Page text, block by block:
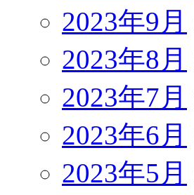
2023年9月
2023年8月
2023年7月
2023年6月
2023年5月